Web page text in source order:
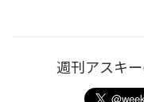
週刊アスキ